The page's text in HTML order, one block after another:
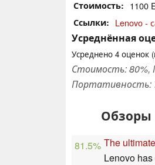
Стоимость 1100
Ссылки Lenovo -
Усреднённая
Усреднено 4 оценок
Стоимость: 80%,
Портативность:
Обзоры
81.5% The
Lenovo